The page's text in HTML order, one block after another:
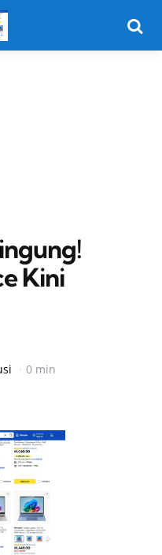
Kini
0 min